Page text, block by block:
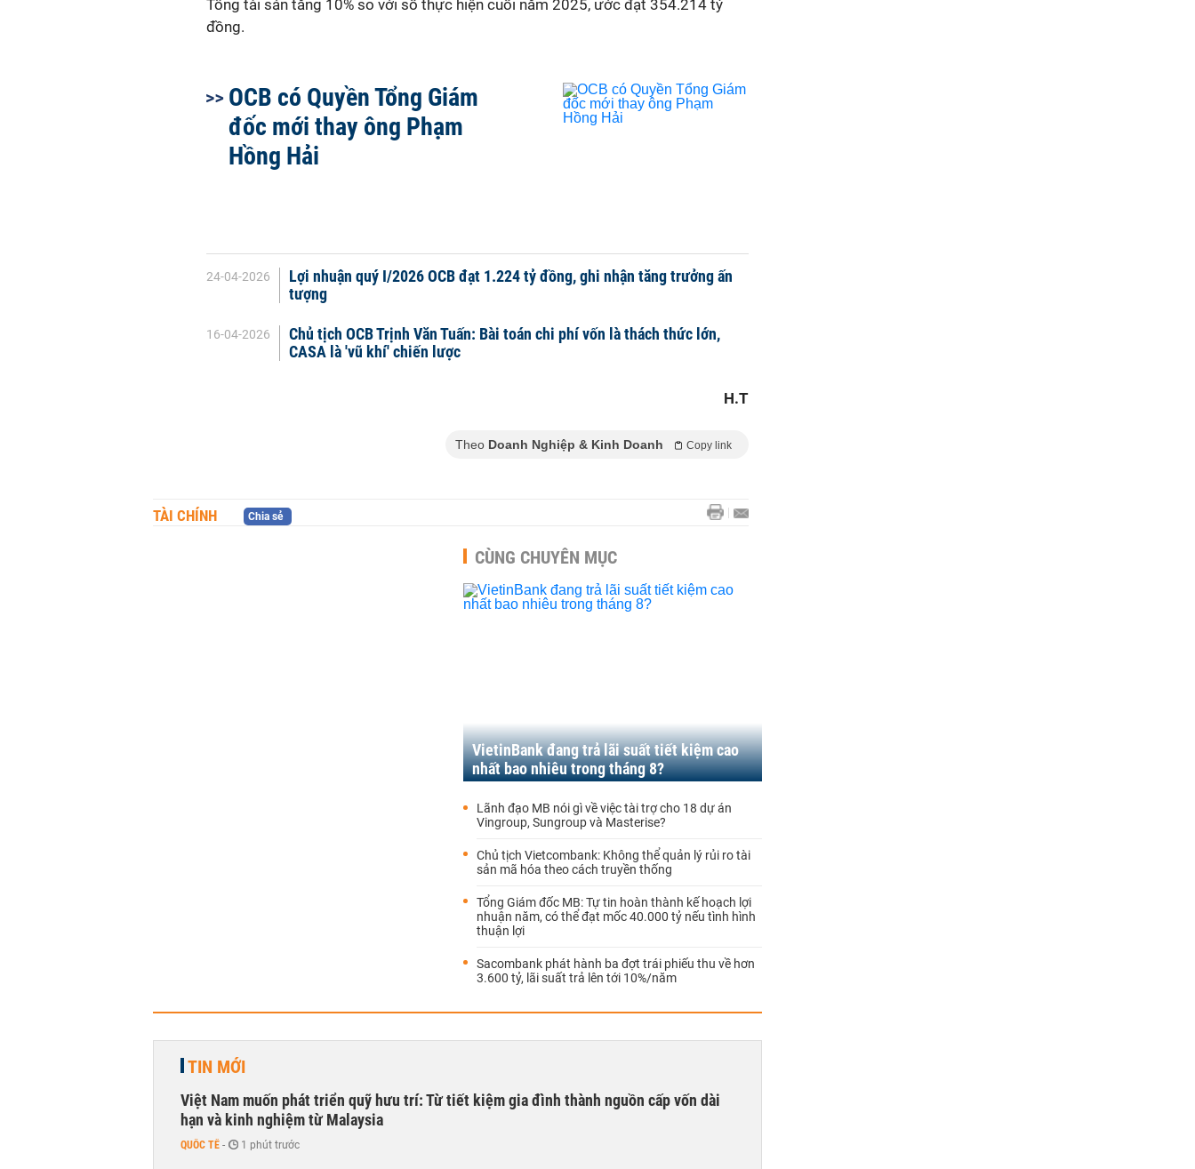
Tổng tài sản tăng 10% so với số thực hiện cuối năm 2025, ước đạt 354.214 tỷ
đồng.
OCB có Quyền Tổng Giám
đốc mới thay ông Phạm
Hồng Hải
24-04-2026
Lợi nhuận quý I/2026 OCB đạt 1.224 tỷ đồng, ghi nhận tăng trưởng ấn
tượng
16-04-2026
Chủ tịch OCB Trịnh Văn Tuấn: Bài toán chi phí vốn là thách thức lớn,
CASA là 'vũ khí' chiến lược
H.T
Theo Doanh Nghiệp & Kinh Doanh Copy link
TÀI CHÍNH Chia sẻ
CÙNG CHUYÊN MỤC
VietinBank đang trả lãi suất tiết kiệm cao
nhất bao nhiêu trong tháng 8?
Lãnh đạo MB nói gì về việc tài trợ cho 18 dự án
Vingroup, Sungroup và Masterise?
Chủ tịch Vietcombank: Không thể quản lý rủi ro tài
sản mã hóa theo cách truyền thống
Tổng Giám đốc MB: Tự tin hoàn thành kế hoạch lợi
nhuận năm, có thể đạt mốc 40.000 tỷ nếu tình hình
thuận lợi
Sacombank phát hành ba đợt trái phiếu thu về hơn
3.600 tỷ, lãi suất trả lên tới 10%/năm
TIN MỚI
Việt Nam muốn phát triển quỹ hưu trí: Từ tiết kiệm gia đình thành nguồn cấp vốn dài
hạn và kinh nghiệm từ Malaysia
QUỐC TẾ - 1 phút trước